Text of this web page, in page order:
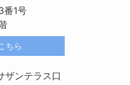
番1号
ちら
ザンテラス口